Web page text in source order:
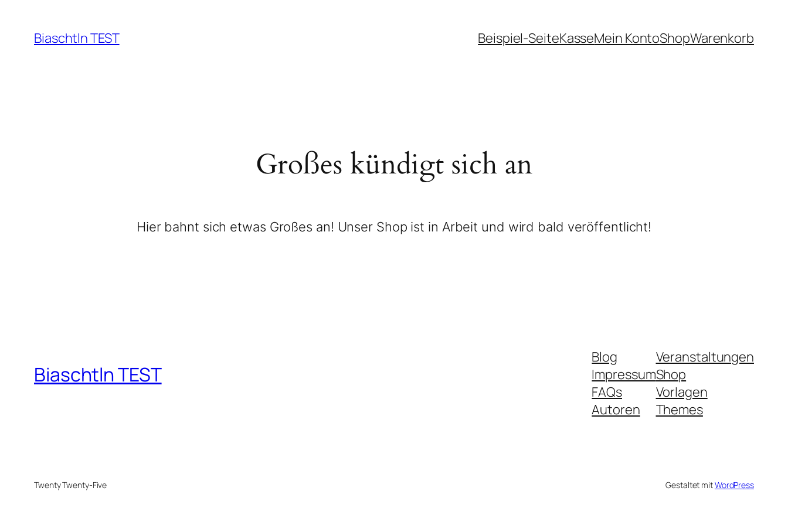
Biaschtln TEST Beispiel-SeiteKasseMein KontoShopWarenkorb
Großes kündigt sich an
Hier bahnt sich etwas Großes an! Unser Shop ist in Arbeit und wird bald veröffentlicht!
Biaschtln TEST
Blog
Impressum
FAQs
Autoren
Veranstaltungen
Shop
Vorlagen
Themes
Twenty Twenty-Five Gestaltet mitWordPress